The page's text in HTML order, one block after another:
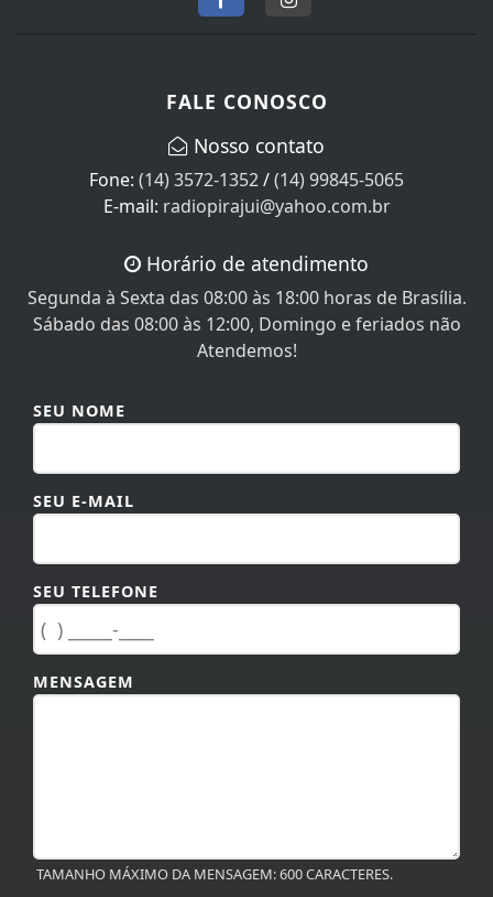
(14) 3572-1352/(14) 99845-5065
E-mail:radiopirajui@yahoo.com.br
Segunda à Sexta das 08:00 às 18:00 horas de Brasília.
Sábado das 08:00 às 12:00, Domingo e feriados não
Atendemos!
SEU E-MAIL
SEU TELEFONE
MENSAGEM